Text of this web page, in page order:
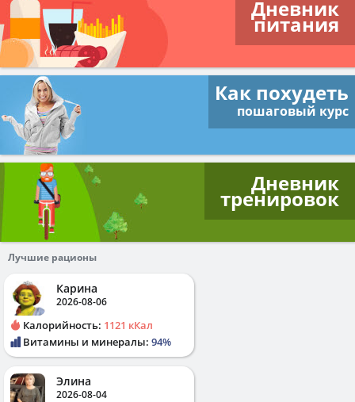
Дневник
питания
Как похудеть
пошаговый курс
Дневник
тренировок
Лучшие рационы
Карина
2026-08-06
Калорийность: 1121 кКал
Витамины и минералы: 94%
Элина
2026-08-04